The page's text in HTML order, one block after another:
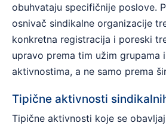
obuhvataju specifičnije poslove.
osnivač sindikalne organizacije
konkretna registracija i poreski
upravo prema tim užim grupama
aktivnostima, a ne samo prema
Tipične aktivnosti
Tipične aktivnosti koje se